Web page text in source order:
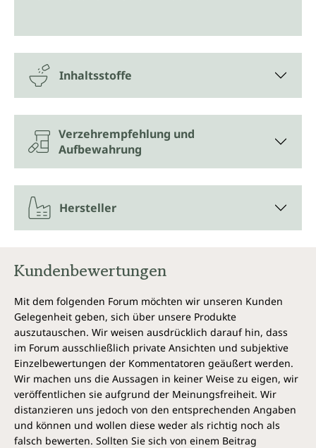
Inhaltsstoffe
Verzehrempfehlung und
Aufbewahrung
Hersteller
Kundenbewertungen
Mit dem folgenden Forum möchten wir unseren Kunden
Gelegenheit geben, sich über unsere Produkte
auszutauschen. Wir weisen ausdrücklich darauf hin, dass
im Forum ausschließlich private Ansichten und subjektive
Einzelbewertungen der Kommentatoren geäußert werden.
Wir machen uns die Aussagen in keiner Weise zu eigen, wir
veröffentlichen sie aufgrund der Meinungsfreiheit. Wir
distanzieren uns jedoch von den entsprechenden Angaben
und können und wollen diese weder als richtig noch als
falsch bewerten. Sollten Sie sich von einem Beitrag